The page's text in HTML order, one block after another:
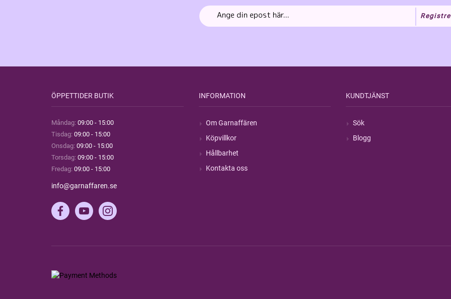
ÖPPETTIDER BUTIK
Måndag: 09:00 - 15:00
Tisdag: 09:00 - 15:00
Onsdag: 09:00 - 15:00
Torsdag: 09:00 - 15:00
Fredag: 09:00 - 15:00
info@garnaffaren.se
INFORMATION
Om Garnaffären
Köpvillkor
Hållbarhet
Kontakta oss
KUNDTJÄNST
Sök
Blogg